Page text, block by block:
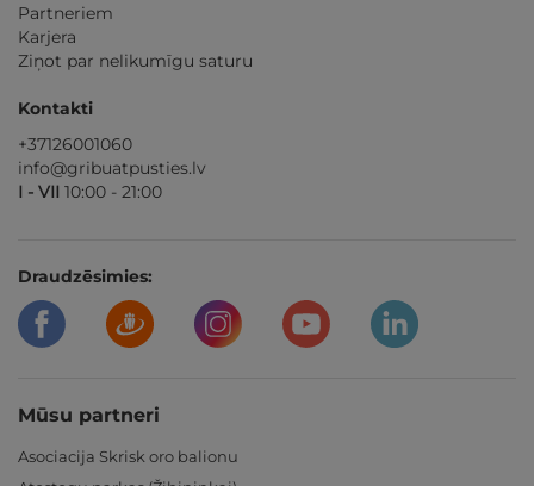
Partneriem
Karjera
Ziņot par nelikumīgu saturu
Kontakti
+37126001060
info@gribuatpusties.lv
I - VII 10:00 - 21:00
Draudzēsimies:
Mūsu partneri
Asociacija Skrisk oro balionu